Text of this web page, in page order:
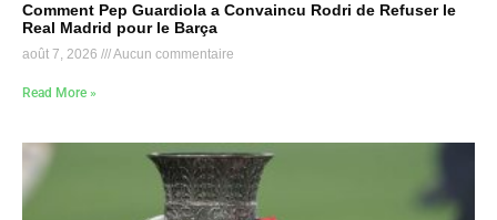
Comment Pep Guardiola a Convaincu Rodri de Refuser le
Real Madrid pour le Barça
août 7, 2026 Aucun commentaire
Read More »